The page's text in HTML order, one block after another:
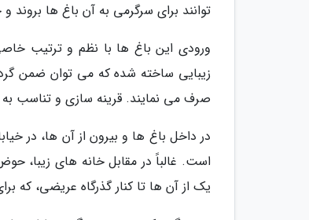
توانند برای سرگرمی به آن باغ ها بروند
ورودی این باغ ها با نظم و ترتیب
زیبایی ساخته شده که می توان ضمن
صرف می نمایند. قرینه سازی و تناسب به
در داخل باغ ها و بیرون از آن ها، در
است. غالباً در مقابل خانه های زیبا،
یک از آن ها تا کنار گذرگاه عریضی، که